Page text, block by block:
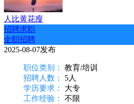
人比黄花瘦
招聘求职
全职招聘
2025-08-07发布
职位类别：
教育/培训
招聘人数：
5人
学历要求：
大专
工作经验：
不限